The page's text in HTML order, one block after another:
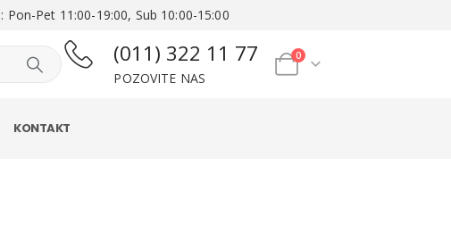
Pet 11:00-19:00, Sub 10:00-15:00
(011) 322 11 77
POZOVITE NAS
0
KONTAKT